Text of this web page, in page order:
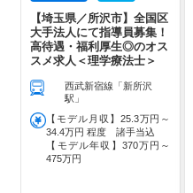
【埼玉県／所沢市】全国区
大手法人にて指導員募集！
高待遇・福利厚生◎のオス
スメ求人＜理学療法士＞
西武新宿線「新所沢
駅」
【モデル月収】25.3万円～
34.4万円 程度 諸手当込
【モデル年収】370万円～
475万円